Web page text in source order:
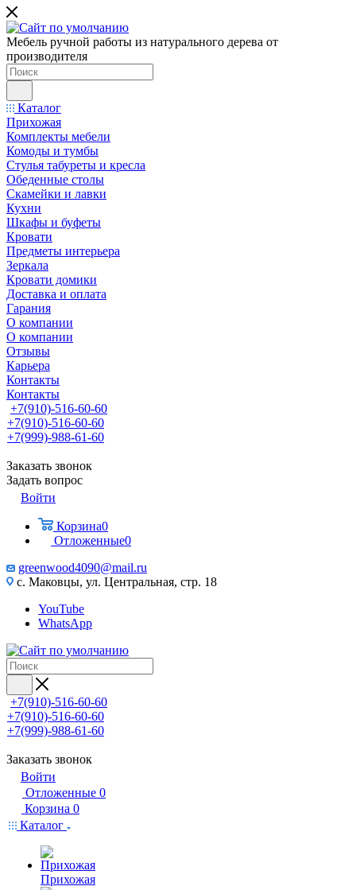
Мебель ручной работы из натурального дерева от
производителя
Каталог
Прихожая
Комплекты мебели
Комоды и тумбы
Стулья табуреты и кресла
Обеденные столы
Скамейки и лавки
Кухни
Шкафы и буфеты
Кровати
Предметы интерьера
Зеркала
Кровати домики
Доставка и оплата
Гарания
О компании
О компании
Отзывы
Карьера
Контакты
Контакты
+7(910)-516-60-60
+7(910)-516-60-60
+7(999)-988-61-60
Заказать звонок
Задать вопрос
Войти
Корзина0
Отложенные0
greenwood4090@mail.ru
с. Маковцы, ул. Центральная, стр. 18
YouTube
WhatsApp
+7(910)-516-60-60
+7(910)-516-60-60
+7(999)-988-61-60
Заказать звонок
Войти
Отложенные 0
Корзина 0
Каталог
Прихожая